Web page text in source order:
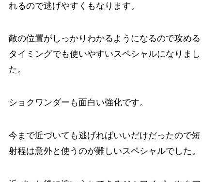
れるので逃げやすくもなります。
敵の位置がしっかりわかるようになるので攻める
タイミングでも使いやすいスペシャルになりまし
た。
ショクワンダーも面白い強化です。
今まで近づいても逃げればいいだけだったので短
射程は意外と使うのが難しいスペシャルでした。